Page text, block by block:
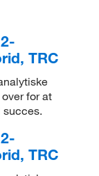
TRC
for at
succes.
TRC